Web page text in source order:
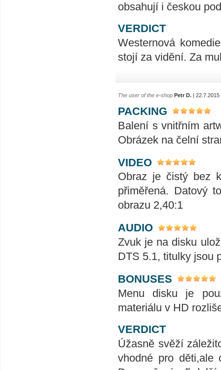
obsahují i českou
VERDICT
Westernová
stojí za vidění. Za
The user of the e-shop Petr D. | 22.7.2015
PACKING
Balení s vnitřním
Obrázek na čelní
VIDEO
Obraz je čistý bez
přiměřená. Datový
obrazu 2,40:1
AUDIO
Zvuk je na disku
DTS 5.1, titulky jsou
BONUSES
Menu disku je
materiálu v HD
VERDICT
Úžasně svěží
vhodné pro